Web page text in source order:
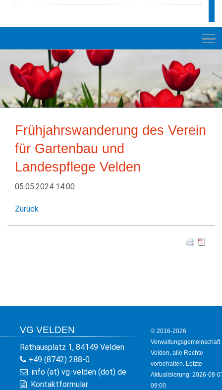
NEUES
RATHAUS
VELDEN
GESCHICHTE
LEBEN+WOHNEN
Frühjahrswanderung des Verein
für Gartenbau und
Landespflege Velden
05.05.2024 14:00
Zurück
VG VELDEN
Rathausplatz 1, 84149 Velden
+49 (8742) 288-0
info (at) vg-velden (dot) de
Kontaktformular
© 2016-2026
Verwaltungsgemeinschaft
Velden, alle Rechte
vorbehalten. Letzte
Aktualisierung: 2026-08-
09:00